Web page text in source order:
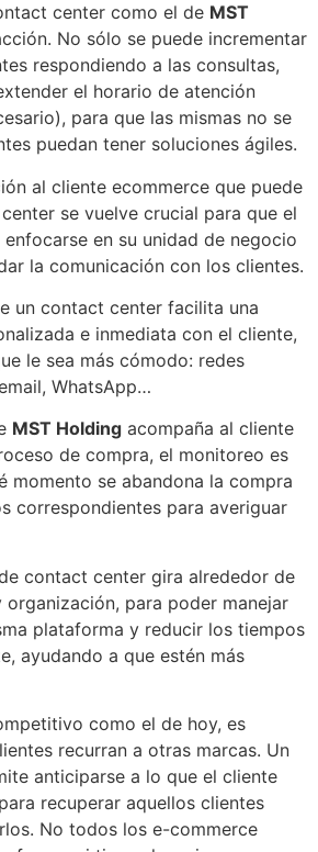
center como el de MST
No sólo se puede incrementar
respondiendo a las consultas,
el horario de atención
para que las mismas no se
puedan tener soluciones ágiles.
al cliente ecommerce que puede
se vuelve crucial para que el
en su unidad de negocio
la comunicación con los clientes.
un contact center facilita una
e inmediata con el cliente,
le sea más cómodo: redes
WhatsApp…
MST Holding acompaña al cliente
de compra, el monitoreo es
momento se abandona la compra
correspondientes para averiguar
contact center gira alrededor de
para poder manejar
plataforma y reducir los tiempos
ayudando a que estén más
como el de hoy, es
recurran a otras marcas. Un
anticiparse a lo que el cliente
recuperar aquellos clientes
No todos los e-commerce